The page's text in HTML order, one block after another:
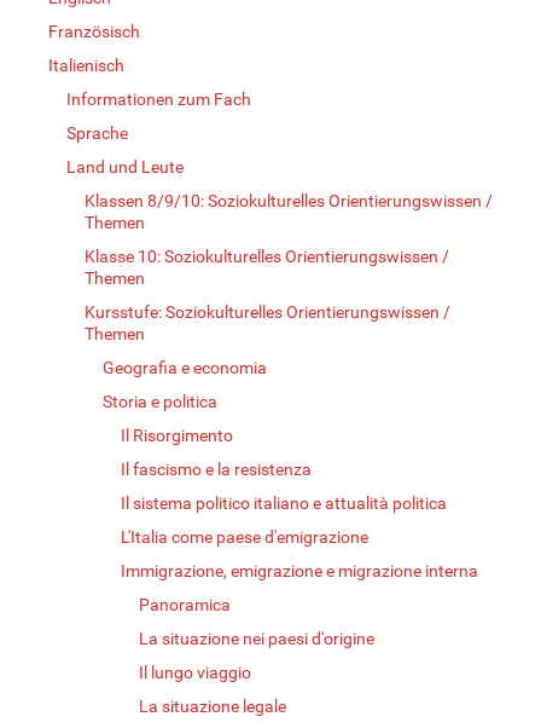
Französisch
Italienisch
Informationen zum Fach
Sprache
Land und Leute
Klassen 8/9/10: Soziokulturelles Orientierungswissen /
Themen
Klasse 10: Soziokulturelles Orientierungswissen /
Themen
Kursstufe: Soziokulturelles Orientierungswissen /
Themen
Geografia e economia
Storia e politica
Il Risorgimento
Il fascismo e la resistenza
Il sistema politico italiano e attualità politica
L'Italia come paese d'emigrazione
Immigrazione, emigrazione e migrazione interna
Panoramica
La situazione nei paesi d'origine
Il lungo viaggio
La situazione legale